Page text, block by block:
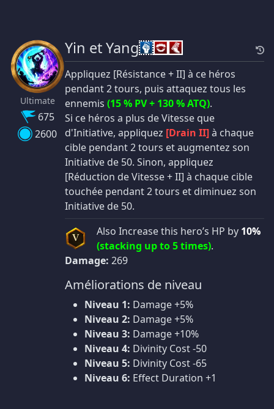
Ultimate
675
2600
Yin et Yang
Appliquez [Résistance + II] à ce héros
pendant 2 tours, puis attaquez tous les
ennemis (15 % PV + 130 % ATQ).
Si ce héros a plus de Vitesse que
d'Initiative, appliquez [Drain II]à chaque
cible pendant 2 tours et augmentez son
Initiative de 50. Sinon, appliquez
[Réduction de Vitesse + II] à chaque cible
touchée pendant 2 tours et diminuez son
Initiative de 50.
V Also Increase this hero’s HP by 10%
(stacking up to 5 times).
Damage: 269
Améliorations de niveau
Niveau 1: Damage +5%
Niveau 2: Damage +5%
Niveau 3: Damage +10%
Niveau 4: Divinity Cost -50
Niveau 5: Divinity Cost -65
Niveau 6: Effect Duration +1